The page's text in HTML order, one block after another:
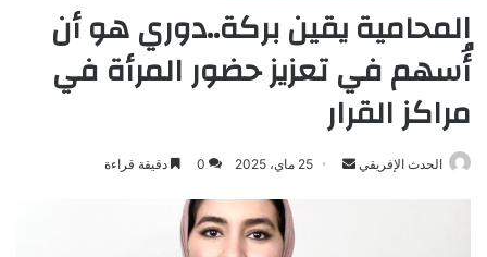
المحامية يقين بركة..دوري هو أن
أُسهم في تعزيز حضور المرأة في
مراكز القرار
الحدث الإفريقي
Send25 ماي، 2025 0 دقيقة قراءة